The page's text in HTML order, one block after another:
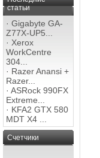
статьи
· Gigabyte GA-
Z77X-UP5...
· Xerox
WorkCentre
304...
· Razer Anansi +
Razer...
· ASRock 990FX
Extreme...
· KFA2 GTX 580
MDT X4 ...
Счетчики